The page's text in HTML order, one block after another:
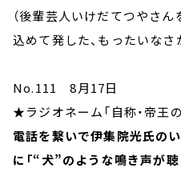
（後輩芸人いけだてつやさ
込めて発した、もったいなさ
No.111 8月17日
★ラジオネーム「自称・帝王
電話を繋いで伊集院光氏の
に「“犬”のような鳴き声が